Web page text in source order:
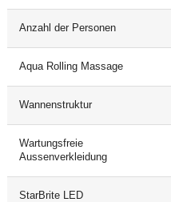
Anzahl der Personen
Aqua Rolling Massage
Wannenstruktur
Wartungsfreie
Aussenverkleidung
StarBrite LED